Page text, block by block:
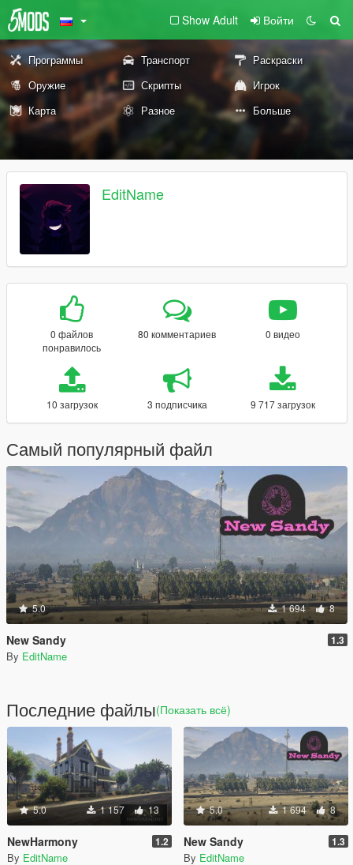
Show Adult Войти
Программы Транспорт
Раскраски
Оружие
Скрипты
Игрок
Карта
Разное Больше
EditName
0 файлов
понравилось
80 комментариев 0 видео
10 загрузок 3 подписчика 9 717 загрузок
Самый популярный файл
5.0 1 694 8
New Sandy 1.3
By EditName
Последние файлы(Показать всё)
5.0 1 157 13
NewHarmony 1.2
By EditName
5.0 1 694 8
New Sandy 1.3
By EditName